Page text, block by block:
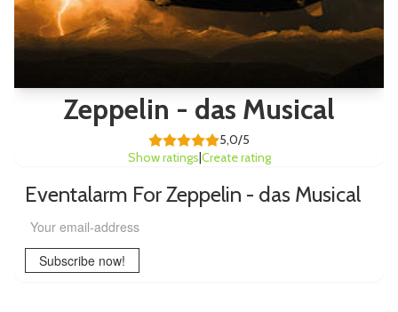
Zeppelin - das Musical
5,0/5
Show ratings|Create rating
Eventalarm For Zeppelin - das Musical
Your email-address
Subscribe now!